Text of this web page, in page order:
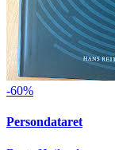
-60%
Persondataret